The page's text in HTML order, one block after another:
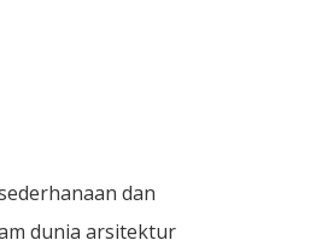
dan
dunia arsitektur